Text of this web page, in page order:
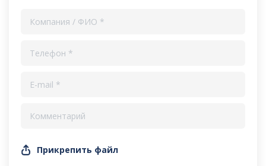
Прикрепить файл